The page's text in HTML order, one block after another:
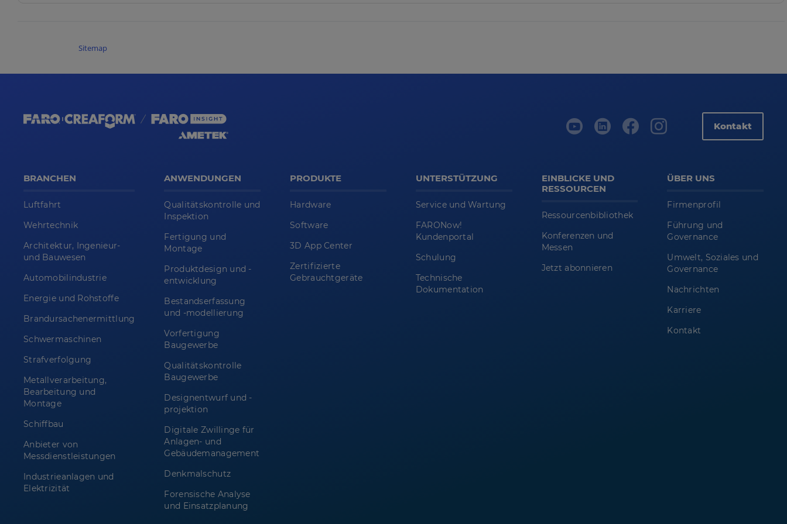
Sitemap
Kontakt
BRANCHEN
Luftfahrt
Wehrtechnik
Architektur, Ingenieur-
und Bauwesen
Automobilindustrie
Energie und Rohstoffe
Brandursachenermittlung
Schwermaschinen
Strafverfolgung
Metallverarbeitung,
Bearbeitung und
Montage
Schiffbau
Anbieter von
Messdienstleistungen
Industrieanlagen und
Elektrizität
ANWENDUNGEN
Qualitätskontrolle und
Inspektion
Fertigung und
Montage
Produktdesign und -
entwicklung
Bestandserfassung
und -modellierung
Vorfertigung
Baugewerbe
Qualitätskontrolle
Baugewerbe
Designentwurf und -
projektion
Digitale Zwillinge für
Anlagen- und
Gebäudemanagement
Denkmalschutz
Forensische Analyse
und Einsatzplanung
PRODUKTE
Hardware
Software
3D App Center
Zertifizierte
Gebrauchtgeräte
UNTERSTÜTZUNG
Service und Wartung
FARONow!
Kundenportal
Schulung
Technische
Dokumentation
EINBLICKE UND
RESSOURCEN
Ressourcenbibliothek
Konferenzen und
Messen
Jetzt abonnieren
ÜBER UNS
Firmenprofil
Führung und
Governance
Umwelt, Soziales und
Governance
Nachrichten
Karriere
Kontakt